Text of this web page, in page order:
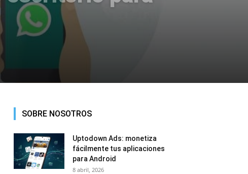
SOBRE NOSOTROS
Uptodown Ads: monetiza
fácilmente tus aplicaciones
para Android
8 abril, 2026